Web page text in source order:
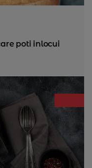
poti inlocui